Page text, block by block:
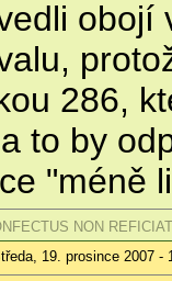
obojí
286,
to by
"méně
NON REFICIAT
19. prosince 2007 -